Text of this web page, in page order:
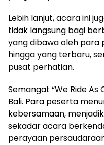
Lebih lanjut, acara ini
tidak langsung bagi
yang dibawa oleh para
hingga yang terbaru,
pusat perhatian.
Semangat “We Ride
Bali. Para peserta
kebersamaan,
sekadar acara
perayaan